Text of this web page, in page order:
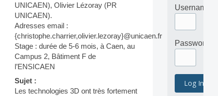
UNICAEN), Olivier Lézoray (PR
UNICAEN).
Adresses email :
{christophe.charrier,olivier.lezoray}@unicaen.fr
Stage : durée de 5-6 mois, à Caen, au
Campus 2, Bâtiment F de
l’ENSICAEN
Sujet :
Les technologies 3D ont très fortement
Username
Password